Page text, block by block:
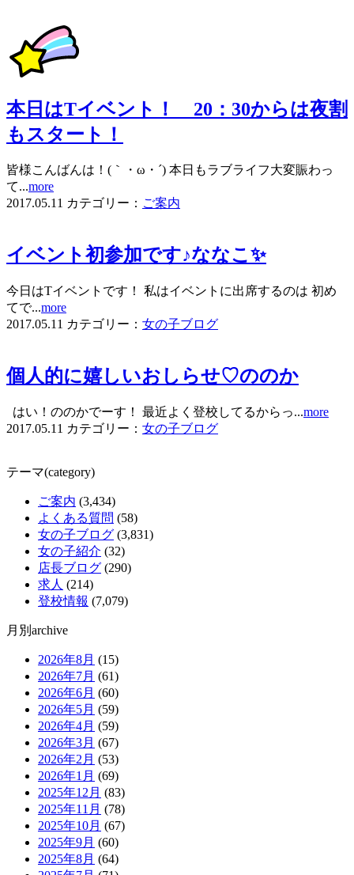
本日はTイベント！ 20：30からは夜割
もスタート！
皆様こんばんは！(｀・ω・´) 本日もラブライフ大変賑わっ
て...more
2017.05.11 カテゴリー： ご案内
イベント初参加です♪ななこ✨
今日はTイベントです！ 私はイベントに出席するのは 初め
てで...more
2017.05.11 カテゴリー： 女の子ブログ
個人的に嬉しいおしらせ♡ののか
はい！ののかでーす！ 最近よく登校してるからっ...more
2017.05.11 カテゴリー： 女の子ブログ
テーマ(category)
ご案内 (3,434)
よくある質問 (58)
女の子ブログ (3,831)
女の子紹介 (32)
店長ブログ (290)
求人 (214)
登校情報 (7,079)
月別archive
2026年8月 (15)
2026年7月 (61)
2026年6月 (60)
2026年5月 (59)
2026年4月 (59)
2026年3月 (67)
2026年2月 (53)
2026年1月 (69)
2025年12月 (83)
2025年11月 (78)
2025年10月 (67)
2025年9月 (60)
2025年8月 (64)